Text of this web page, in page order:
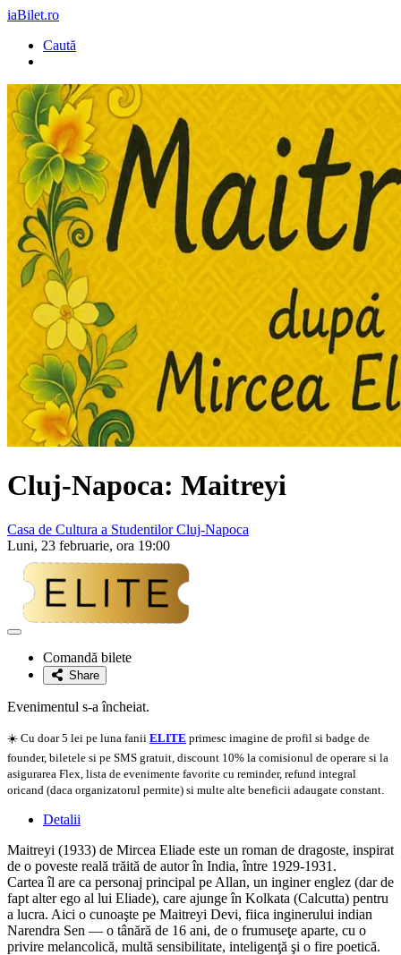
iaBilet.ro
Caută
Cluj-Napoca: Maitreyi
Casa de Cultura a Studentilor Cluj-Napoca
Luni, 23 februarie, ora 19:00
Adaugă
favoriteComandă bilete
Share
Evenimentul s-a încheiat.
☀️ Cu doar 5 lei pe luna fanii ELITE primesc imagine de profil si badge de
founder, biletele si pe SMS gratuit, discount 10% la comisionul de operare si la
asigurarea Flex, lista de evenimente favorite cu reminder, refund integral
oricand (daca organizatorul permite) si multe alte beneficii adaugate constant.
Detalii
Maitreyi (1933) de Mircea Eliade este un roman de dragoste, inspirat
de o poveste reală trăită de autor în India, între 1929-1931.
Cartea îl are ca personaj principal pe Allan, un inginer englez (dar de
fapt alter ego al lui Eliade), care ajunge în Kolkata (Calcutta) pentru
a lucra. Aici o cunoaşte pe Maitreyi Devi, fiica inginerului indian
Narendra Sen — o tânără de 16 ani, de o frumuseţe aparte, cu o
privire melancolică, multă sensibilitate, inteligenţă şi o fire poetică.